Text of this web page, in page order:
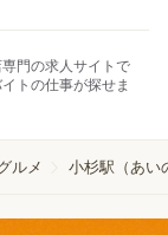
専門の求人サイトで
トの仕事が探せま
ルメ 小杉駅（あい